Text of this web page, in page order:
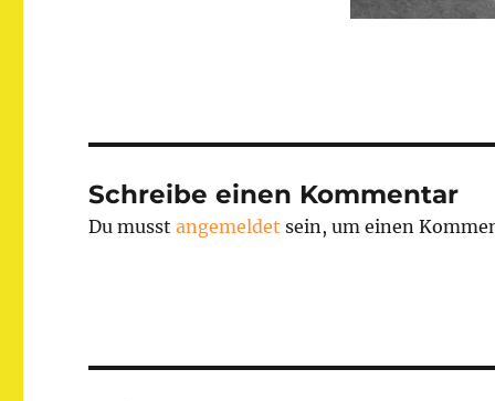
Schreibe einen Kommentar
Du musstangemeldet sein, um einen